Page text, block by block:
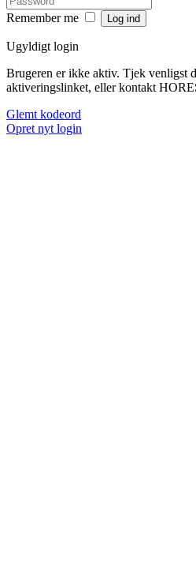
Remember me
Ugyldigt login
Brugeren er ikke aktiv. Tjek venligst
aktiveringslinket, eller kontakt
Glemt kodeord
Opret nyt login